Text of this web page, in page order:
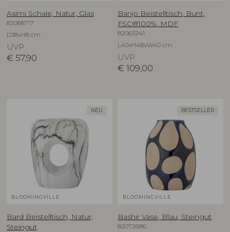
Asimi Schale, Natur, Glas
82068717
D38xH8 cm
UVP
€ 57,90
Banjo Beistelltisch, Bunt,
FSC®100%, MDF
82063241
L40xH48xW40 cm
UVP
€ 109,00
NEU
BLOOMINGVILLE
Bard Beistelltisch, Natur,
Steingut
BESTSELLER
BLOOMINGVILLE
Bashir Vase, Blau, Steingut
82072686